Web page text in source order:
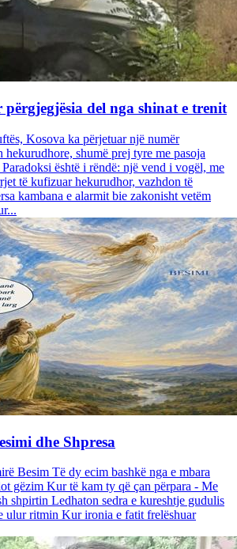
del nga shinat e trenit
Kosova ka përjetuar një numër
hekurudhore, shumë prej tyre me pasoja
është i rëndë: një vend i vogël, me
të kufizuar hekurudhor, vazhdon të
kambana e alarmit bie zakonisht vetëm
dhe Shpresa
Besim Të dy ecim bashkë nga e mbara
gëzim Kur të kam ty që çan përpara - Me
shpirtin Ledhaton sedra e kureshtje gudulis
ulur ritmin Kur ironia e fatit frelëshuar